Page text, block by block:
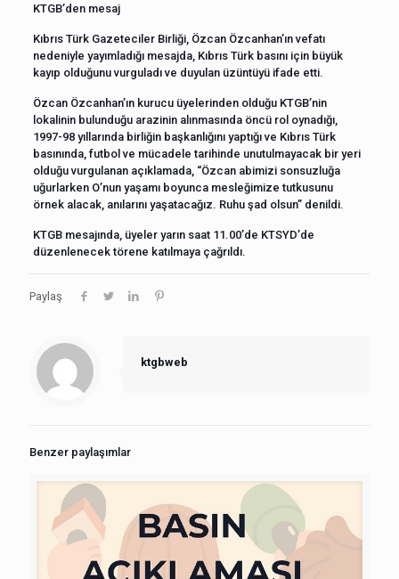
KTGB’den mesaj
Kıbrıs Türk Gazeteciler Birliği, Özcan Özcanhan’ın vefatı
nedeniyle yayımladığı mesajda, Kıbrıs Türk basını için büyük
kayıp olduğunu vurguladı ve duyulan üzüntüyü ifade etti.
Özcan Özcanhan’ın kurucu üyelerinden olduğu KTGB’nin
lokalinin bulunduğu arazinin alınmasında öncü rol oynadığı,
1997-98 yıllarında birliğin başkanlığını yaptığı ve Kıbrıs Türk
basınında, futbol ve mücadele tarihinde unutulmayacak bir yeri
olduğu vurgulanan açıklamada, “Özcan abimizi sonsuzluğa
uğurlarken O’nun yaşamı boyunca mesleğimize tutkusunu
örnek alacak, anılarını yaşatacağız. Ruhu şad olsun” denildi.
KTGB mesajında, üyeler yarın saat 11.00’de KTSYD’de
düzenlenecek törene katılmaya çağrıldı.
Paylaş
ktgbweb
Benzer paylaşımlar